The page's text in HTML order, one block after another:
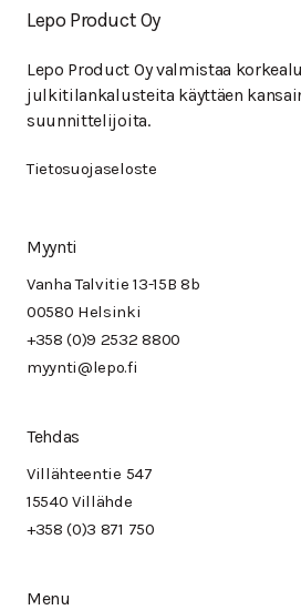
Lepo Product Oy
Lepo Product Oy valmistaa
julkitilankalusteita käyttäen
suunnittelijoita.
Tietosuojaseloste
Myynti
Vanha Talvitie 13-15B 8b
00580 Helsinki
+358 (0)9 2532 8800
myynti@lepo.fi
Tehdas
Villähteentie 547
15540 Villähde
+358 (0)3 871 750
Menu